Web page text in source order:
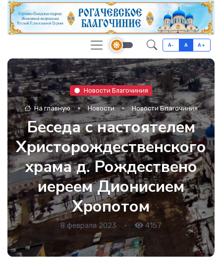
A- A A+
Новости Благочиния
На главную Новости Новости Благочиния
Беседа с настоятелем
Христорождественского
храма д. Рождествено
иереем Дионисием
Хропотом
8 февраля 2023 • 4157